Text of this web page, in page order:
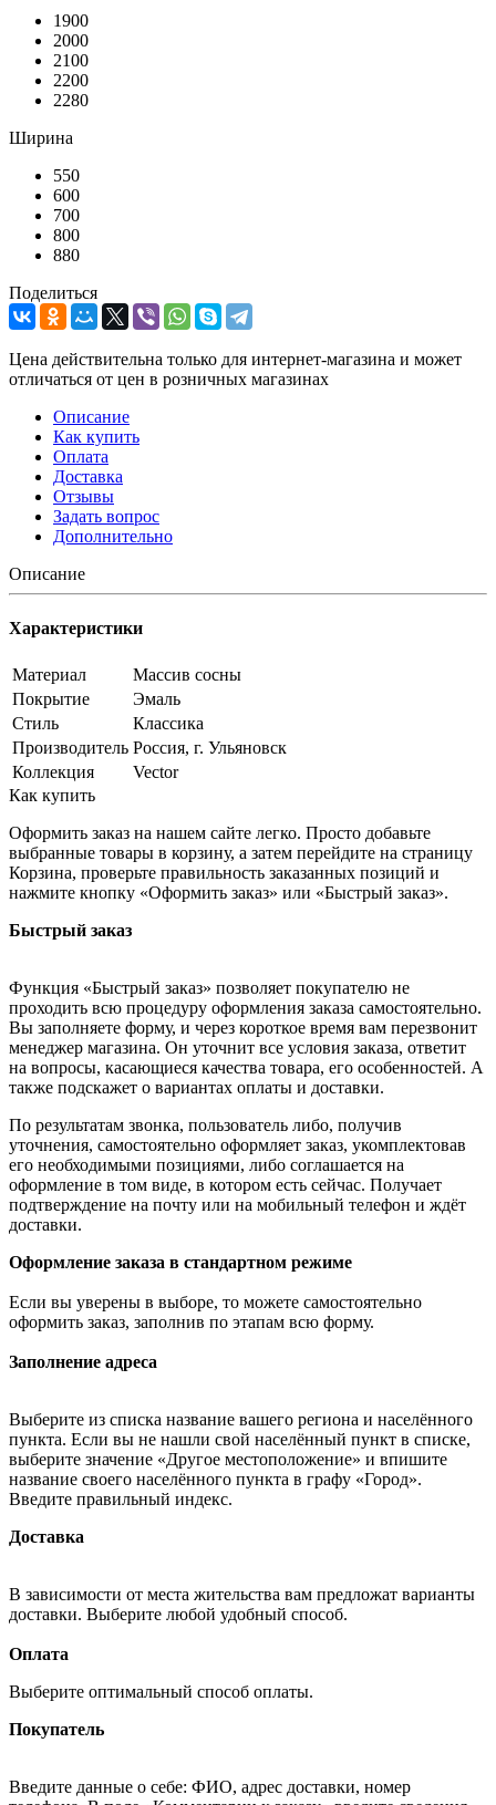
1900
2000
2100
2200
2280
Ширина
550
600
700
800
880
Поделиться
Цена действительна только для интернет-магазина и может
отличаться от цен в розничных магазинах
Описание
Как купить
Оплата
Доставка
Отзывы
Задать вопрос
Дополнительно
Описание
Характеристики
Материал
Массив сосны
Покрытие
Эмаль
Стиль
Классика
Производитель Россия, г. Ульяновск
Коллекция
Vector
Как купить
Оформить заказ на нашем сайте легко. Просто добавьте
выбранные товары в корзину, а затем перейдите на страницу
Корзина, проверьте правильность заказанных позиций и
нажмите кнопку «Оформить заказ» или «Быстрый заказ».
Быстрый заказ
Функция «Быстрый заказ» позволяет покупателю не
проходить всю процедуру оформления заказа самостоятельно.
Вы заполняете форму, и через короткое время вам перезвонит
менеджер магазина. Он уточнит все условия заказа, ответит
на вопросы, касающиеся качества товара, его особенностей. А
также подскажет о вариантах оплаты и доставки.
По результатам звонка, пользователь либо, получив
уточнения, самостоятельно оформляет заказ, укомплектовав
его необходимыми позициями, либо соглашается на
оформление в том виде, в котором есть сейчас. Получает
подтверждение на почту или на мобильный телефон и ждёт
доставки.
Оформление заказа в стандартном режиме
Если вы уверены в выборе, то можете самостоятельно
оформить заказ, заполнив по этапам всю форму.
Заполнение адреса
Выберите из списка название вашего региона и населённого
пункта. Если вы не нашли свой населённый пункт в списке,
выберите значение «Другое местоположение» и впишите
название своего населённого пункта в графу «Город».
Введите правильный индекс.
Доставка
В зависимости от места жительства вам предложат варианты
доставки. Выберите любой удобный способ.
Оплата
Выберите оптимальный способ оплаты.
Покупатель
Введите данные о себе: ФИО, адрес доставки, номер